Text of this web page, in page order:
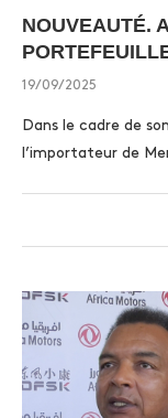
NOUVEAUTÉ.
19/09/2025
Dans le cadre de
l’importateur de